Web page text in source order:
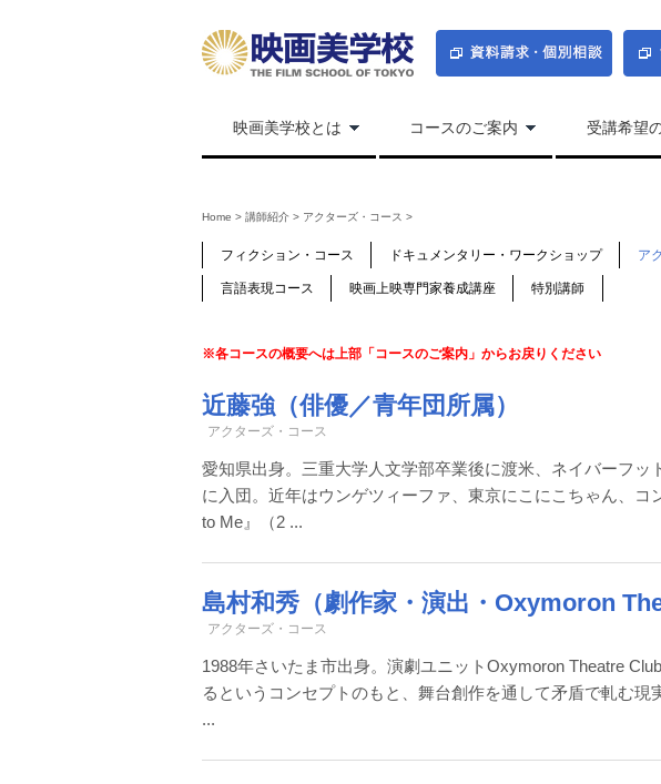
映画美学校とは コースのご案内 受講希望
Home > 講師紹介 > アクターズ・コース >
フィクション・コース ドキュメンタリー・ワークショップ ア
言語表現コース 映画上映専門家養成講座 特別講師
※各コースの概要へは上部「コースのご案内」からお戻りください
近藤強（俳優／青年団所属）
アクターズ・コース
愛知県出身。三重大学人文学部卒業後に渡米、ネイバーフッ
に入団。近年はウンゲツィーファ、東京にこにこちゃん、
to Me』（2 ...
島村和秀（劇作家・演出・Oxymoron
アクターズ・コース
1988年さいたま市出身。演劇ユニットOxymoron Theatre
るというコンセプトのもと、舞台創作を通して矛盾で軋む
...